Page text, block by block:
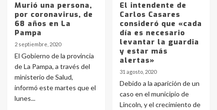
Murió una persona,
por coronavirus, de
68 años en La
Pampa
2 septiembre, 2020
El Gobierno de la provincia
de La Pampa, a través del
ministerio de Salud,
informó este martes que el
lunes...
El intendente de
Carlos Casares
consideró que «cada
día es necesario
levantar la guardia
y estar más
alertas»
31 agosto, 2020
Debido a la aparición de un
caso en el municipio de
Lincoln, y el crecimiento de